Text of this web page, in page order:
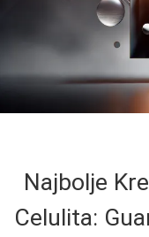
Najbolje
Celulita: